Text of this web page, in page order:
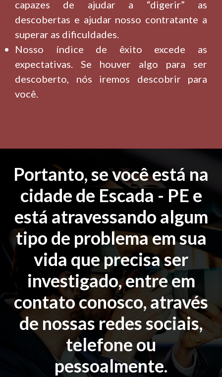
capazes de ajudar a “digerir” as
descobertas e ajudar nosso contratante a
superar as dificuldades.
Nosso índice de êxito excede as
expectativas. Se houver algo para ser
descoberto, nós iremos descobrir para
você.
Portanto, se você está na
cidade de Escada - PE e
está atravessando algum
tipo de problema em sua
vida que precisa ser
investigado, entre em
contato conosco, através
de nossas redes sociais,
telefone ou
pessoalmente.